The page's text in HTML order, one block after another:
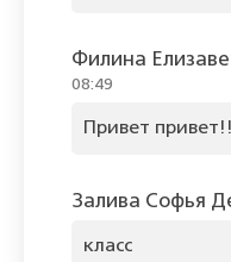
Филина
08:49
Привет привет!!
Залива Софья
класс